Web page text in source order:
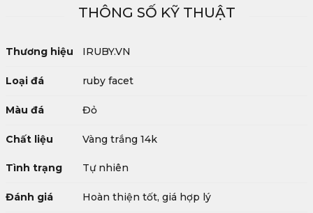
THÔNG SỐ KỸ THUẬT
Thương hiệu IRUBY.VN
Loại đá ruby facet
Màu đá Đỏ
Chất liệu Vàng trắng 14k
Tình trạng Tự nhiên
Đánh giá Hoàn thiện tốt, giá hợp lý